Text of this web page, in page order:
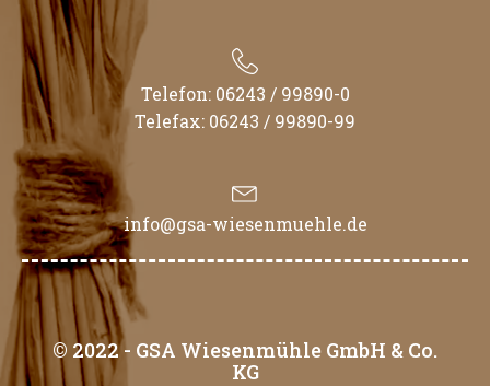
Telefon: 06243 / 99890-0
Telefax: 06243 / 99890-99
info@gsa-wiesenmuehle.de
© 2022 - GSA Wiesenmühle GmbH & Co.
KG